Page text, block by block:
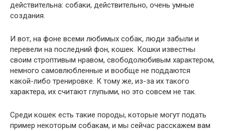
действительна: собаки, действительно, очень умные
создания.
И вот, на фоне всеми любимых собак, люди забыли и
перевели на последний фон, кошек. Кошки известны
своим строптивым нравом, свободолюбивым характером,
немного самовлюбленные и вообще не поддаются
какой-либо тренировке. К тому же, из-за их такого
характера, их считают глупыми, но это совсем не так.
Среди кошек есть такие породы, которые могут подать
пример некоторым собакам, и мы сейчас расскажем вам